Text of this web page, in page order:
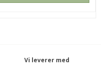
Vi leverer med